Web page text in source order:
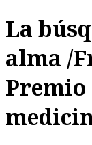
La
alma /
Premio